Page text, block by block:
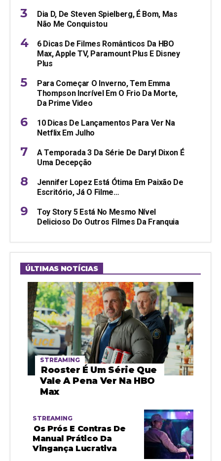
Dia D, De Steven Spielberg, É Bom, Mas
Não Me Conquistou
6 Dicas De Filmes Românticos Da HBO
Max, Apple TV, Paramount Plus E Disney
Plus
Para Começar O Inverno, Tem Emma
Thompson Incrível Em O Frio Da Morte,
Da Prime Video
10 Dicas De Lançamentos Para Ver Na
Netflix Em Julho
A Temporada 3 Da Série De Daryl Dixon É
Uma Decepção
Jennifer Lopez Está Ótima Em Paixão De
Escritório, Já O Filme…
Toy Story 5 Está No Mesmo Nível
Delicioso Do Outros Filmes Da Franquia
ÚLTIMAS NOTÍCIAS
STREAMING
Rooster É Um Série Que
Vale A Pena Ver Na HBO
Max
STREAMING
Os Prós E Contras De
Manual Prático Da
Vingança Lucrativa